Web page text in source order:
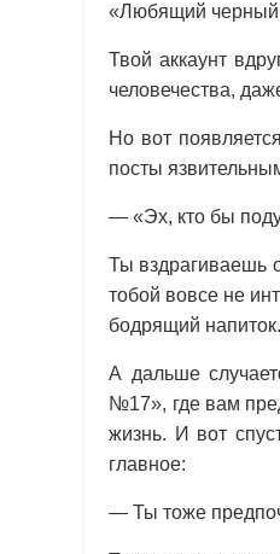
«Любящий черный
Твой аккаунт
человечества,
Но вот
посты
— «Эх, кто бы
Ты вздрагиваешь
тобой вовсе не
бодрящий напиток.
А дальше
№17», где вам
жизнь. И вот
главное:
— Ты тоже